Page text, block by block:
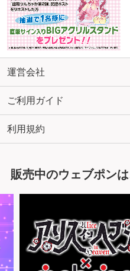
運営会社
ご利用ガイド
利用規約
販売中のウェブポン